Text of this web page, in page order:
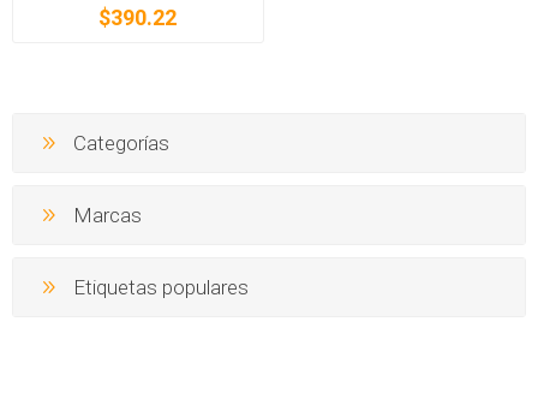
$390.22
Categorías
Marcas
Etiquetas populares